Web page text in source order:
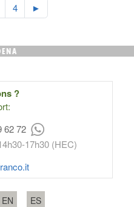
4 ►
?
62 72
17h30 (HEC)
EN ES